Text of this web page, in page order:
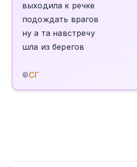
выходила к речке
подождать врагов
ну а та навстречу
шла из берегов
©СГ